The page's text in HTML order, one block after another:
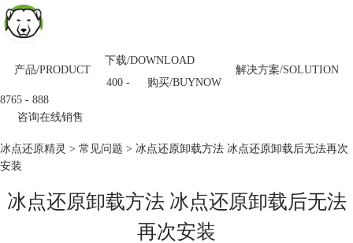
产品/PRODUCT 解决方案/SOLUTION
下载/DOWNLOAD
购买/BUYNOW
400 -
8765 - 888
咨询在线销售
冰点还原精灵 > 常见问题 > 冰点还原卸载方法 冰点还原卸载后无法再次
安装
冰点还原卸载方法 冰点还原卸载后无法
再次安装